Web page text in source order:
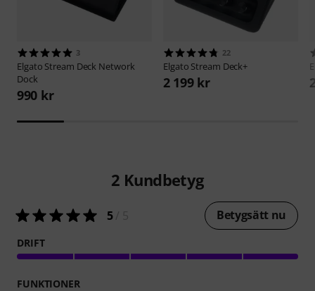
3
Elgato Stream Deck Network
Dock
990 kr
22
Elgato Stream Deck+
2 199 kr
2 Kundbetyg
5/ 5 Betygsätt nu
DRIFT
FUNKTIONER